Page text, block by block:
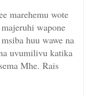
marehemu wote
wapone
huu wawe na
uvumilivu katika
Mhe. Rais